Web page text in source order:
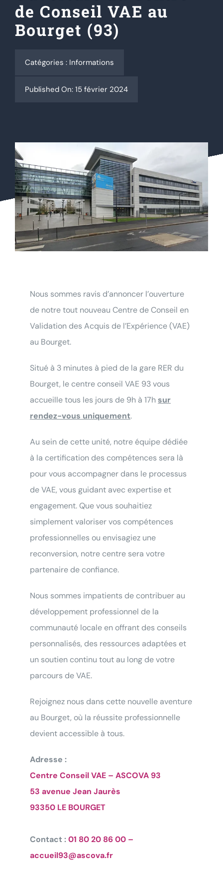
Actualités
Contact
Se connecter
de Conseil VAE au
Bourget (93)
Catégories : Informations
Published On: 15 février 2024
Nous sommes ravis d’annoncer l’ouverture
de notre tout nouveau Centre de Conseil en
Validation des Acquis de l’Expérience (VAE)
au Bourget.
Situé à 3 minutes à pied de la gare RER du
Bourget, le centre conseil VAE 93 vous
accueille tous les jours de 9h à 17h sur
rendez-vous uniquement.
Au sein de cette unité, notre équipe dédiée
à la certification des compétences sera là
pour vous accompagner dans le processus
de VAE, vous guidant avec expertise et
engagement. Que vous souhaitiez
simplement valoriser vos compétences
professionnelles ou envisagiez une
reconversion, notre centre sera votre
partenaire de confiance.
Nous sommes impatients de contribuer au
développement professionnel de la
communauté locale en offrant des conseils
personnalisés, des ressources adaptées et
un soutien continu tout au long de votre
parcours de VAE.
Rejoignez nous dans cette nouvelle aventure
au Bourget, où la réussite professionnelle
devient accessible à tous.
Adresse :
Centre Conseil VAE – ASCOVA 93
53 avenue Jean Jaurès
93350 LE BOURGET
Contact :01 80 20 86 00 –
accueil93@ascova.fr
Testez votre éligibilié
Bilan de Compétences
dessous et… verdict !